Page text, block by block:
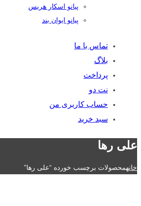
پیانو اسکار هریس
پیانو ایوان بند
تماس با ما
بلاگ
پرداخت
نت دو
حساب کاربری من
سبد خرید
علی رها
خانهمحصولات برچسب خورده “علی رها”